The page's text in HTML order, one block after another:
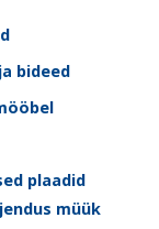
bideed
plaadid
müük